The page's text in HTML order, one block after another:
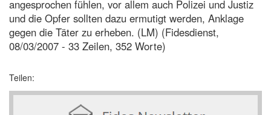
angesprochen fühlen, vor allem auch Polizei und Justiz
und die Opfer sollten dazu ermutigt werden, Anklage
gegen die Täter zu erheben. (LM) (Fidesdienst,
08/03/2007 - 33 Zeilen, 352 Worte)
Teilen: